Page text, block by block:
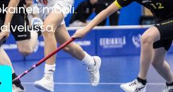
maali.